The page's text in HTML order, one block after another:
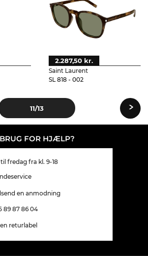
Saint Laurent
SL 818 - 002
2.287,50 kr.
11/13 ›
FOR HJÆLP?
fredag fra kl. 9-18
en anmodning
89 87 86 04
returlabel